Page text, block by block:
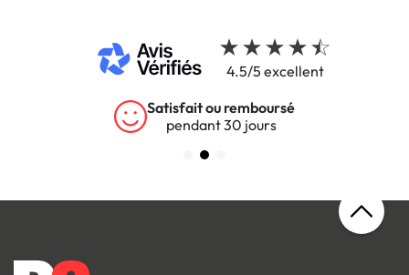
4.5/5 excellent
Satisfait ou remboursé
pendant 30 jours